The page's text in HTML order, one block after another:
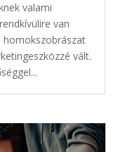
valami
van
homokszobrászat
vált.